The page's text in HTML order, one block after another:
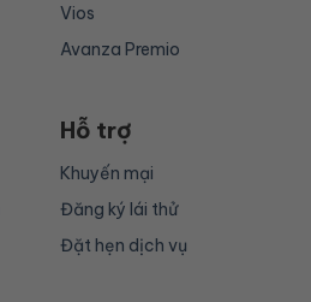
Vios
Avanza Premio
Hỗ trợ
Khuyến mại
Đăng ký lái thử
Đặt hẹn dịch vụ